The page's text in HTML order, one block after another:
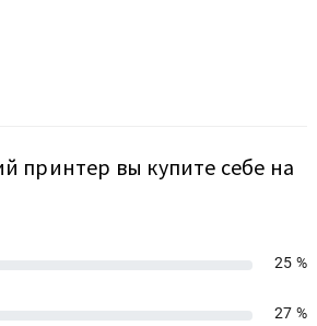
принтер вы купите себе на
25 %
27 %